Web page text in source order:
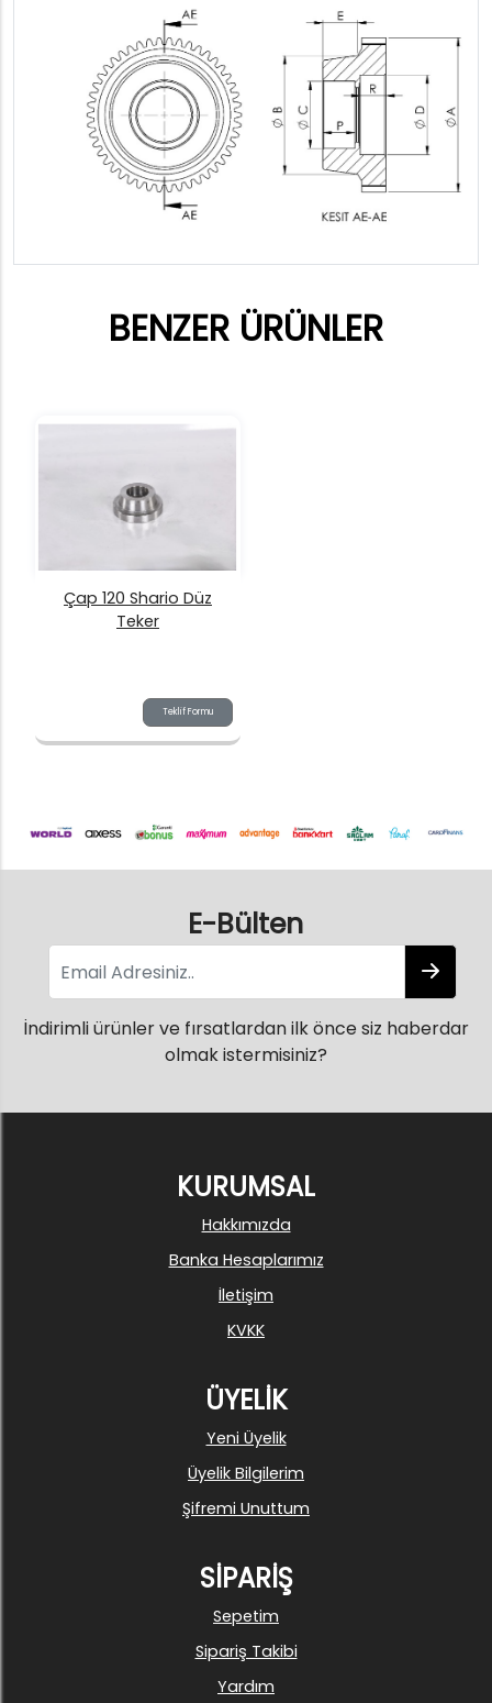
BENZER ÜRÜNLER
Teklif Formu
Çap 120 Shario Düz
Teker
E-Bülten
İndirimli ürünler ve fırsatlardan ilk önce siz haberdar
olmak istermisiniz?
KURUMSAL
Hakkımızda
Banka Hesaplarımız
İletişim
KVKK
ÜYELİK
Yeni Üyelik
Üyelik Bilgilerim
Şifremi Unuttum
SİPARİŞ
Sepetim
Sipariş Takibi
Yardım